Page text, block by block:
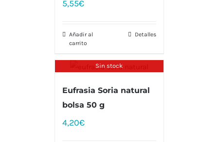
5,55€
Añadir al
carrito
Detalles
Sin stock
Eufrasia Soria natural
bolsa 50 g
4,20€